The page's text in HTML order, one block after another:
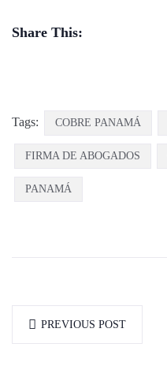
Share This:
Tags: COBRE PANAMÁ
FIRMA DE ABOGADOS
PANAMÁ
PREVIOUS POST